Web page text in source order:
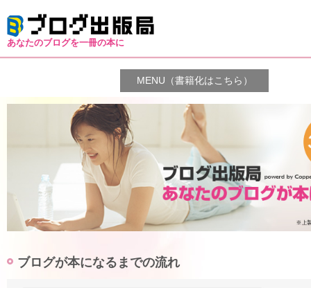
あなたのブログを一冊の本に
MENU（書籍化はこちら）
ブログが本になるまでの流れ